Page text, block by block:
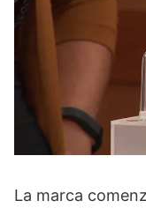
La marca